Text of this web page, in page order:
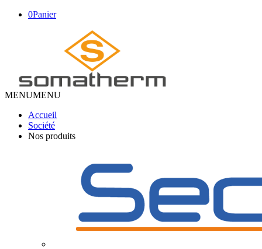
0Panier
MENUMENU
Accueil
Société
Nos produits